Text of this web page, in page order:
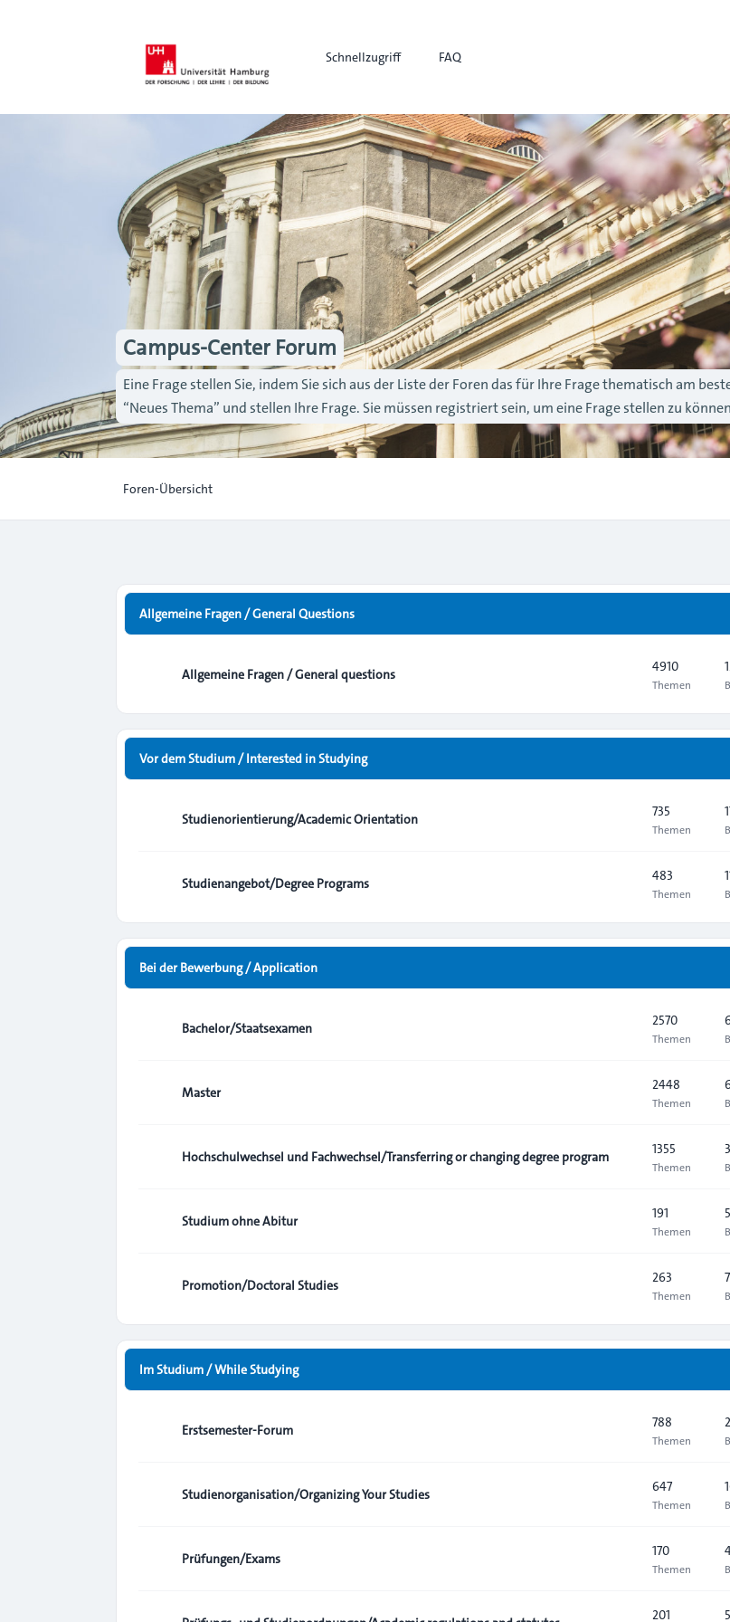
Schnellzugriff FAQ
Campus-Center Forum
Eine Frage stellen Sie, indem Sie sich aus der Liste der Foren das für Ihre Frage thematisch am
“Neues Thema” und stellen Ihre Frage. Sie müssen registriert sein, um eine Frage stellen zu
Foren-Übersicht
Allgemeine Fragen / General Questions
Allgemeine Fragen / General questions 4910
Themen
Vor dem Studium / Interested in Studying
Studienorientierung/Academic Orientation 735
Themen
Studienangebot/Degree Programs 483
Themen
Bei der Bewerbung / Application
Bachelor/Staatsexamen 2570
Themen
Master 2448
Themen
Hochschulwechsel und Fachwechsel/Transferring or changing degree program 1355
Themen
Studium ohne Abitur 191
Themen
Promotion/Doctoral Studies 263
Themen
Im Studium / While Studying
Erstsemester-Forum 788
Themen
Studienorganisation/Organizing Your Studies 647
Themen
Prüfungen/Exams 170
Themen
201